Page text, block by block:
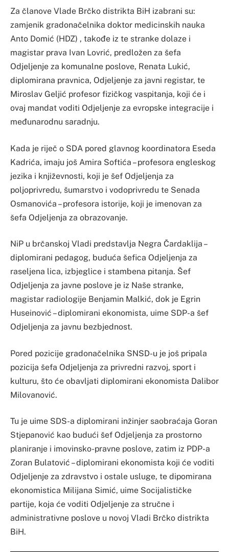
Za članove Vlade Brčko distrikta BiH izabrani su:
zamjenik gradonačelnika doktor medicinskih nauka
Anto Domić (HDZ) , takođe iz te stranke dolaze i
magistar prava Ivan Lovrić, predložen za šefa
Odjeljenje za komunalne poslove, Renata Lukić,
diplomirana pravnica, Odjeljenje za javni registar, te
Miroslav Geljić profesor fizičkog vaspitanja, koji će i
ovaj mandat voditi Odjeljenje za evropske integracije i
međunarodnu saradnju.
Kada je riječ o SDA pored glavnog koordinatora Eseda
Kadrića, imaju još Amira Softića – profesora engleskog
jezika i književnosti, koji je šef Odjeljenja za
poljoprivredu, šumarstvo i vodoprivredu te Senada
Osmanovića – profesora istorije, koji je imenovan za
šefa Odjeljenja za obrazovanje.
NiP u brčanskoj Vladi predstavlja Negra Čardaklija –
diplomirani pedagog, buduća šefica Odjeljenja za
raseljena lica, izbjeglice i stambena pitanja. Šef
Odjeljenja za javne poslove je iz Naše stranke,
magistar radiologije Benjamin Malkić, dok je Egrin
Huseinović – diplomirani ekonomista, uime SDP-a šef
Odjeljenja za javnu bezbjednost.
Pored pozicije gradonačelnika SNSD-u je još pripala
pozicija šefa Odjeljenja za privredni razvoj, sport i
kulturu, što će obavljati diplomirani ekonomista Dalibor
Milovanović.
Tu je uime SDS-a diplomirani inžinjer saobraćaja Goran
Stjepanović kao budući šef Odjeljenja za prostorno
planiranje i imovinsko-pravne poslove, zatim iz PDP-a
Zoran Bulatović – diplomirani ekonomista koji će voditi
Odjeljenje za zdravstvo i ostale usluge, te dipomirana
ekonomistica Milijana Simić, uime Socijalističke
partije, koja će voditi Odjeljenje za stručne i
administrativne poslove u novoj Vladi Brčko distrikta
BiH.